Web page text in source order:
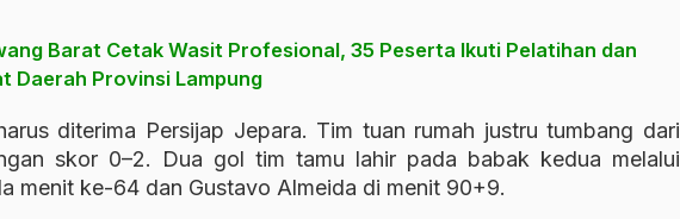
Barat Cetak Wasit Profesional, 35 Peserta Ikuti Pelatihan dan
Daerah Provinsi Lampung
diterima Persijap Jepara. Tim tuan rumah justru tumbang dari
skor 0–2. Dua gol tim tamu lahir pada babak kedua melalui
menit ke-64 dan Gustavo Almeida di menit 90+9.